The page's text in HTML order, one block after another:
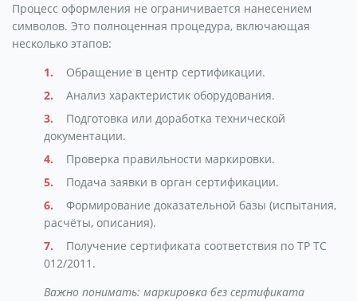
Процесс оформления не ограничивается нанесением
символов. Это полноценная процедура, включающая
несколько этапов:
Обращение в центр сертификации.
Анализ характеристик оборудования.
Подготовка или доработка технической
документации.
Проверка правильности маркировки.
Подача заявки в орган сертификации.
Формирование доказательной базы (испытания,
расчёты, описания).
Получение сертификата соответствия по ТР ТС
012/2011.
Важно понимать: маркировка без сертификата